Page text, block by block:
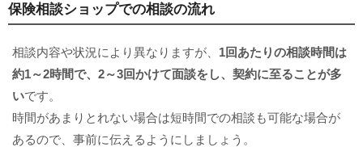
保険相談ショップでの相談の流れ
相談内容や状況により異なりますが、 1回あたりの相談時間は
約1～2時間で、2～3回かけて面談をし、契約に至ることが多
いです。
時間があまりとれない場合は短時間での相談も可能な場合が
あるので、事前に伝えるようにしましょう。